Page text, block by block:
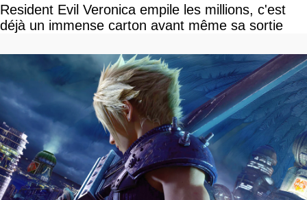
Resident Evil Veronica empile les millions, c'est
déjà un immense carton avant même sa sortie